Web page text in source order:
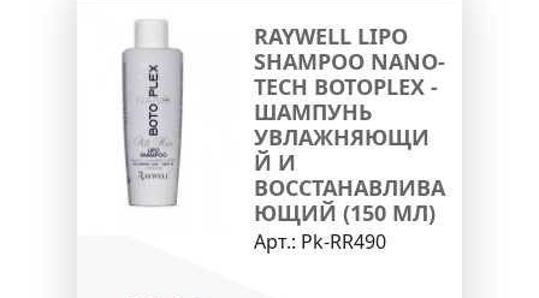
RAYWELL LIPO
SHAMPOO NANO-
TECH BOTOPLEX -
ШАМПУНЬ
УВЛАЖНЯЮЩИ
Й И
ВОССТАНАВЛИВА
ЮЩИЙ (150 МЛ)
Арт.: Pk-RR490